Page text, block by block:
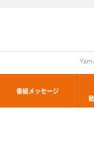
番組メッセージ